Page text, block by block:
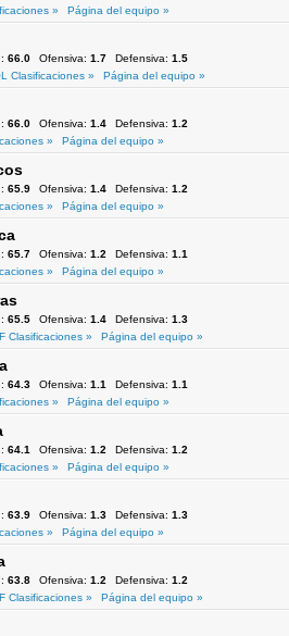
»
Página del equipo »
66.0 Ofensiva: 1.7 Defensiva: 1.5
Clasificaciones »
Página del equipo »
66.0 Ofensiva: 1.4 Defensiva: 1.2
»
Página del equipo »
65.9 Ofensiva: 1.4 Defensiva: 1.2
»
Página del equipo »
65.7 Ofensiva: 1.2 Defensiva: 1.1
»
Página del equipo »
65.5 Ofensiva: 1.4 Defensiva: 1.3
Clasificaciones »
Página del equipo »
64.3 Ofensiva: 1.1 Defensiva: 1.1
»
Página del equipo »
64.1 Ofensiva: 1.2 Defensiva: 1.2
»
Página del equipo »
63.9 Ofensiva: 1.3 Defensiva: 1.3
»
Página del equipo »
63.8 Ofensiva: 1.2 Defensiva: 1.2
Clasificaciones »
Página del equipo »